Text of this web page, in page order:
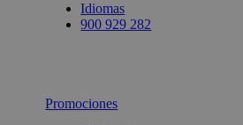
Idiomas
900 929 282
Promociones